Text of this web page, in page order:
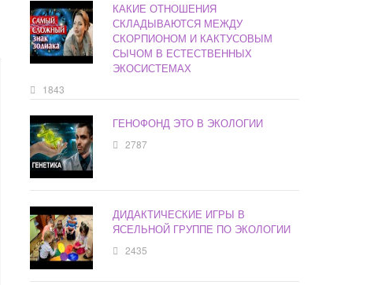
КАКИЕ ОТНОШЕНИЯ
СКЛАДЫВАЮТСЯ МЕЖДУ
СКОРПИОНОМ И КАКТУСОВЫМ
СЫЧОМ В ЕСТЕСТВЕННЫХ
ЭКОСИСТЕМАХ
1843
ГЕНОФОНД ЭТО В ЭКОЛОГИИ
2787
ДИДАКТИЧЕСКИЕ ИГРЫ В
ЯСЕЛЬНОЙ ГРУППЕ ПО ЭКОЛОГИИ
2435